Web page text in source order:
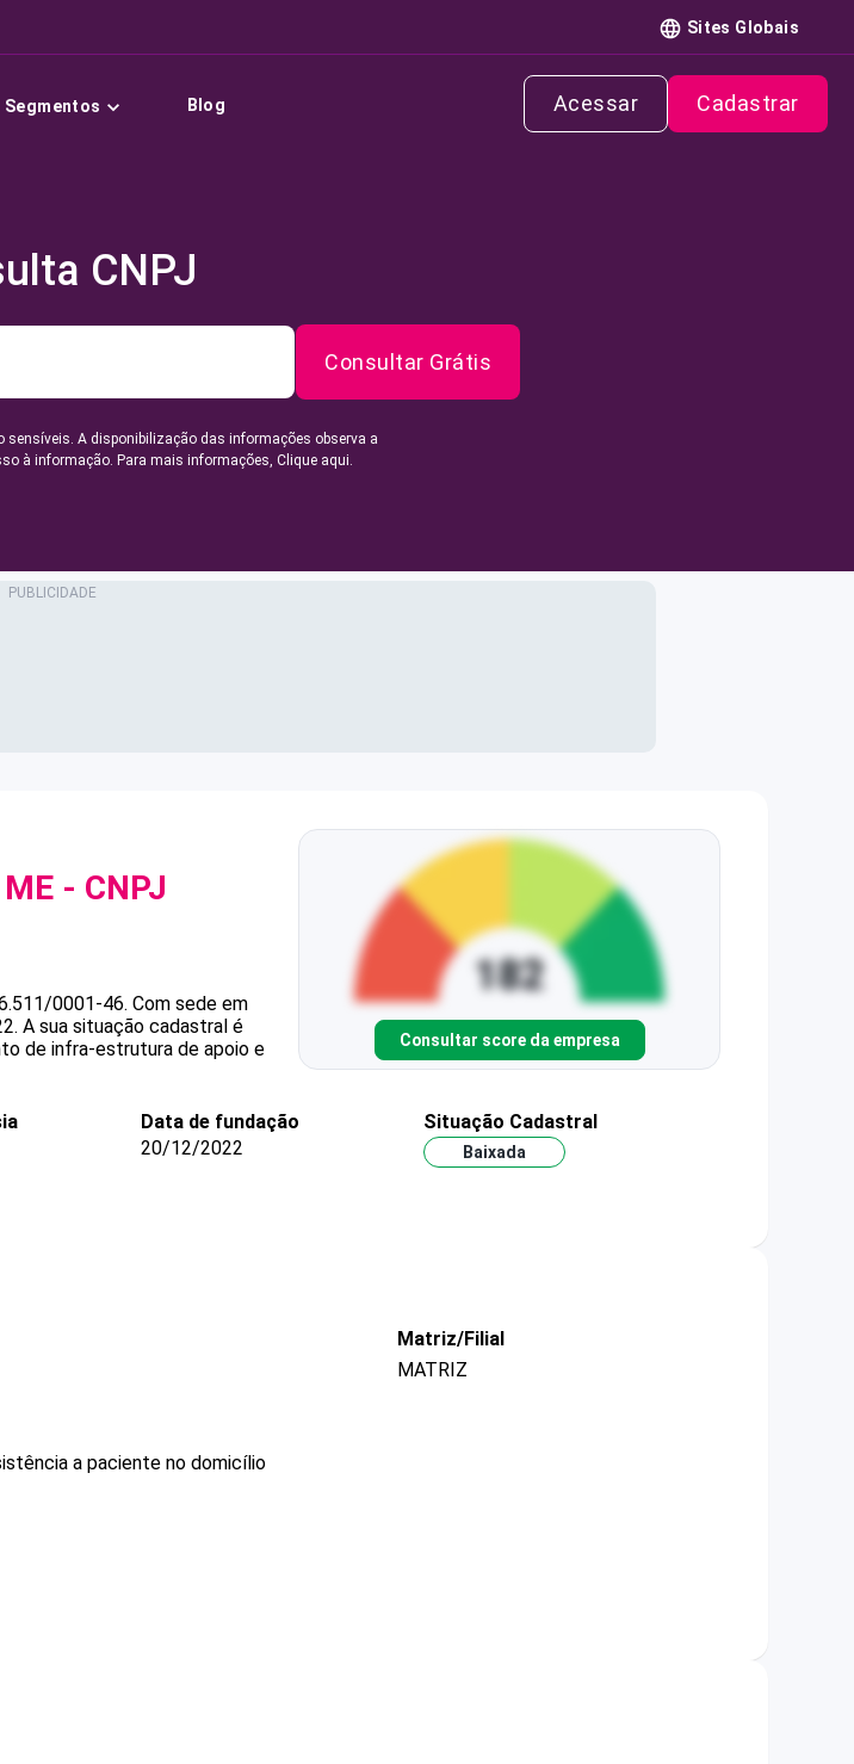
Sites Globais
Segmentos Blog Acessar Cadastrar
CNPJ
Consultar Grátis
sensíveis. A disponibilização das informações observa a
à informação. Para mais informações, Clique aqui.
- CNPJ
0001-46. Com sede em
A sua situação cadastral é
de infra-estrutura de apoio e
Consultar score da empresa
Data de fundação
20/12/2022
Situação Cadastral
Baixada
Matriz/Filial
MATRIZ
a paciente no domicílio